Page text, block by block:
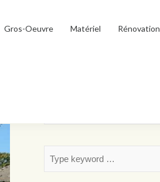
Gros-Oeuvre Matériel Rénovation